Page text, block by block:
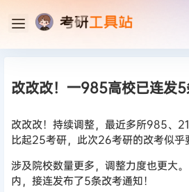
改改改！一985高校已连发
改改改！持续调整，最近多所985、
比起25考研，此次26考研的改考似乎
涉及院校数量更多，调整力度也更大
内，接连发布了5条改考通知！